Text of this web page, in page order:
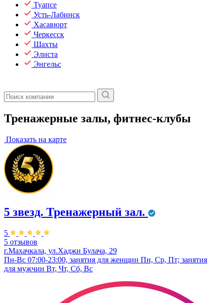
Туапсе
Усть-Лабинск
Хасавюрт
Черкесск
Шахты
Элиста
Энгельс
Тренажерные залы, фитнес-клубы
Показать на карте
5 звезд. Тренажерный зал.
5
5 отзывов
г.Махачкала, ул.Хаджи Булача, 29
Пн-Вс 07:00-23:00, занятия для женщин Пн, Ср, Пт; занятия
для мужчин Вт, Чт, Сб, Вс